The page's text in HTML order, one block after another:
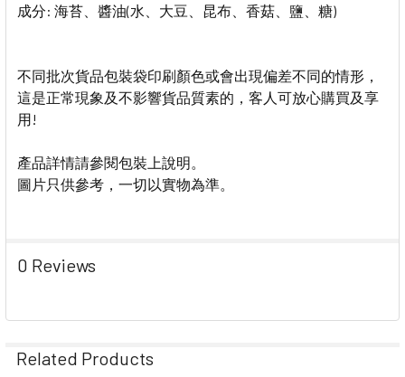
成分: 海苔、醬油(水、大豆、昆布、香菇、鹽、糖)
不同批次貨品包裝袋印刷顏色或會出現偏差不同的情形，
這是正常現象及不影響貨品質素的，客人可放心購買及享
用!
產品詳情請參閱包裝上說明。
圖片只供參考，一切以實物為準。
0 Reviews
Related Products